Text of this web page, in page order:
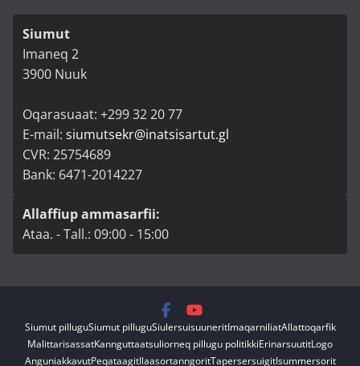
Siumut
Imaneq 2
3900 Nuuk
Oqarasuaat: +299 32 20 77
E-mail: siumutsekr@inatsisartut.gl
CVR: 25754689
Bank: 6471-2014227
Allaffiup ammasarfii:
Ataa. - Tall.: 09:00 - 15:00
Siumut pilluguSiumut pilluguSiulersuisuuneritImaqarniliatAllattoqarfik
MalittarisassatKannguttaatsuliorneq pillugu politikkiErinarsuutitLogo
AnguniakkavutPeqataagitIlaasortanngoritTapersersuigitIsummersorit